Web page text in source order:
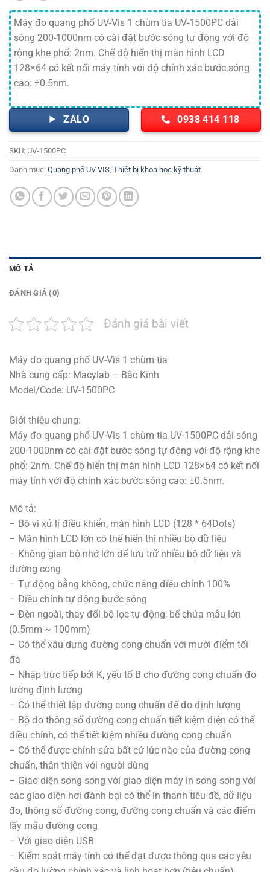
Máy đo quang phổ UV-Vis 1 chùm tia UV-1500PC dải
sóng 200-1000nm có cài đặt bước sóng tự động với độ
rộng khe phổ: 2nm. Chế độ hiển thị màn hình LCD
128×64 có kết nối máy tính với độ chính xác bước sóng
cao: ±0.5nm.
ZALO 0938 414 118
SKU: UV-1500PC
Danh mục: Quang phổ UV VIS, Thiết bị khoa học kỹ thuật
MÔ TẢ
ĐÁNH GIÁ (0)
Đánh giá bài viết
Máy đo quang phổ UV-Vis 1 chùm tia
Nhà cung cấp: Macylab – Bắc Kinh
Model/Code: UV-1500PC
Giới thiệu chung:
Máy đo quang phổ UV-Vis 1 chùm tia UV-1500PC dải sóng
200-1000nm có cài đặt bước sóng tự động với độ rộng khe
phổ: 2nm. Chế độ hiển thị màn hình LCD 128×64 có kết nối
máy tính với độ chính xác bước sóng cao: ±0.5nm.
Mô tả:
– Bộ vi xử lí điều khiển, màn hình LCD (128 * 64Dots)
– Màn hình LCD lớn có thể hiển thị nhiều bộ dữ liệu
– Không gian bộ nhớ lớn để lưu trữ nhiều bộ dữ liệu và
đường cong
– Tự động bằng không, chức năng điều chỉnh 100%
– Điều chỉnh tự động bước sóng
– Đèn ngoài, thay đổi bộ lọc tự động, bể chứa mẫu lớn
(0.5mm ~ 100mm)
– Có thể xâu dựng đường cong chuẩn với mười điểm tối
đa
– Nhập trực tiếp bởi K, yếu tố B cho đường cong chuẩn đo
lường định lượng
– Có thể thiết lập đường cong chuẩn để đo định lượng
– Bộ đo thông số đường cong chuẩn tiết kiệm điện có thể
điều chỉnh, có thể tiết kiệm nhiều đường cong chuẩn
– Có thể được chỉnh sửa bất cứ lúc nào của đường cong
chuẩn, thân thiện với người dùng
– Giao diện song song với giao diện máy in song song với
các giao diện hơi đánh bại có thể in thanh tiêu đề, dữ liệu
đo, thông số đường cong, đường cong chuẩn và các điểm
lấy mẫu đường cong
– Với giao diện USB
– Kiểm soát máy tính có thể đạt được thông qua các yêu